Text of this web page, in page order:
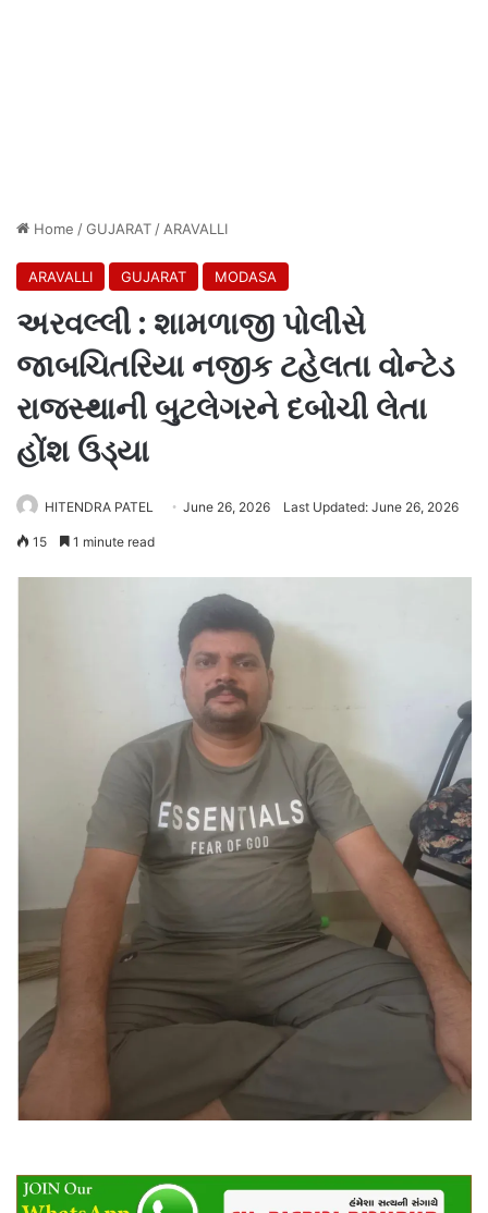
Home /GUJARAT / ARAVALLI
ARAVALLI GUJARAT MODASA
અરવલ્લી : શામળાજી પોલીસે
જાબચિતરિયા નજીક ટહેલતા વોન્ટેડ
રાજસ્થાની બુટલેગરને દબોચી લેતા
હોંશ ઉડ્યા
HITENDRA PATEL June 26, 2026 Last Updated: June 26, 2026
15 1 minute read